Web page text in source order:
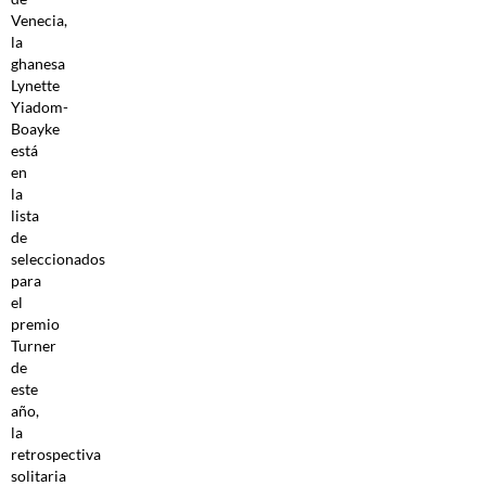
Venecia,
la
ghanesa
Lynette
Yiadom-
Boayke
está
en
la
lista
de
seleccionados
para
el
premio
Turner
de
este
año,
la
retrospectiva
solitaria